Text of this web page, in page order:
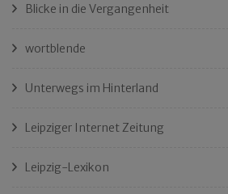
Blicke in die Vergangenheit
wortblende
Unterwegs im Hinterland
Leipziger Internet Zeitung
Leipzig-Lexikon